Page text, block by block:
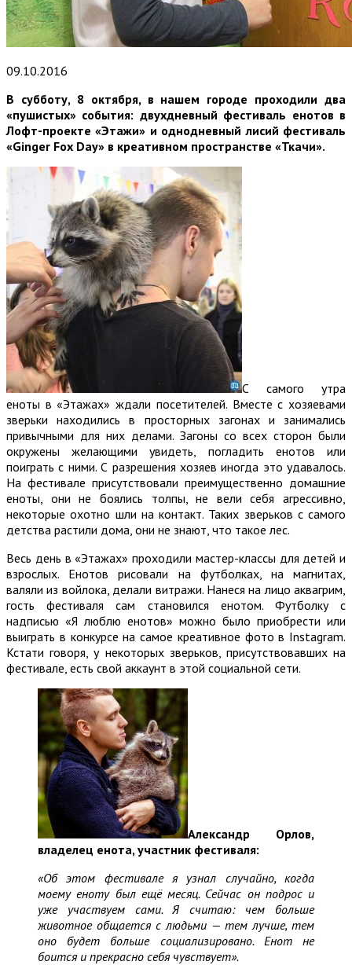
09.10.2016
В субботу, 8 октября, в нашем городе проходили два
«пушистых» события: двухдневный фестиваль енотов в
Лофт-проекте «Этажи» и однодневный лисий фестиваль
«Ginger Fox Day» в креативном пространстве «Ткачи».
С самого утра
еноты в «Этажах» ждали посетителей. Вместе с хозяевами
зверьки находились в просторных загонах и занимались
привычными для них делами. Загоны со всех сторон были
окружены желающими увидеть, погладить енотов или
поиграть с ними. С разрешения хозяев иногда это удавалось.
На фестивале присутствовали преимущественно домашние
еноты, они не боялись толпы, не вели себя агрессивно,
некоторые охотно шли на контакт. Таких зверьков с самого
детства растили дома, они не знают, что такое лес.
Весь день в «Этажах» проходили мастер-классы для детей и
взрослых. Енотов рисовали на футболках, на магнитах,
валяли из войлока, делали витражи. Нанеся на лицо аквагрим,
гость фестиваля сам становился енотом. Футболку с
надписью «Я люблю енотов» можно было приобрести или
выиграть в конкурсе на самое креативное фото в Instagram.
Кстати говоря, у некоторых зверьков, присутствовавших на
фестивале, есть свой аккаунт в этой социальной сети.
Александр Орлов,
владелец енота, участник фестиваля:
«Об этом фестивале я узнал случайно, когда
моему еноту был ещё месяц. Сейчас он подрос и
уже участвуем сами. Я считаю: чем больше
животное общается с людьми — тем лучше, тем
оно будет больше социализировано. Енот не
боится и прекрасно себя чувствует».